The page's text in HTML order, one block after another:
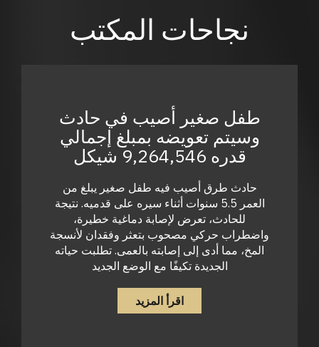
نجاحات المكتب
طفل صغير أصيب في حادث
وسيتم تعويضه بمبلغ إجمالي
قدره 9,264,546 شيكل
حادث طرق أصيب فيه طفل صغير يبلغ من
العمر 5.5 سنوات أثناء سيره على قدميه. نتيجة
للحادث، تعرض لإصابة دماغية خطيرة،
واضطراب حركي مصحوب بتعثر وفقدان لأنسجة
المخ، مما أدى إلى إصابته بالعمى. تطلبت حياته
الجديدة تكيفًا مع الوضع الجديد
اقرأ المزيد